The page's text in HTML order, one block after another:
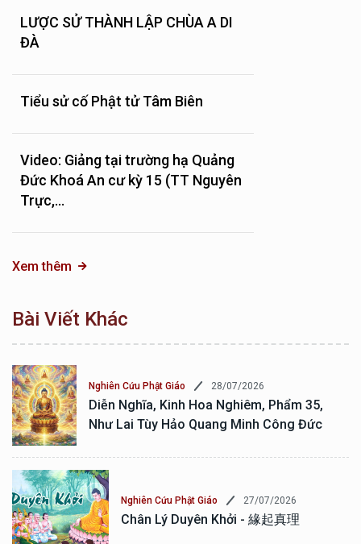
LƯỢC SỬ THÀNH LẬP CHÙA A DI
ĐÀ
Tiểu sử cố Phật tử Tâm Biên
Video: Giảng tại trường hạ Quảng
Đức Khoá An cư kỳ 15 (TT Nguyên
Trực,...
Xem thêm
Bài Viết Khác
Nghiên Cứu Phật Giáo 28/07/2026
Diễn Nghĩa, Kinh Hoa Nghiêm, Phẩm 35,
Như Lai Tùy Hảo Quang Minh Công Đức
Nghiên Cứu Phật Giáo 27/07/2026
Chân Lý Duyên Khởi - 緣起真理